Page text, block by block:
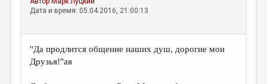
Дата и время: 05.04.2016, 21:00:13
"Да продлится общение наших душ, дорогие мои
Друзья!"ая